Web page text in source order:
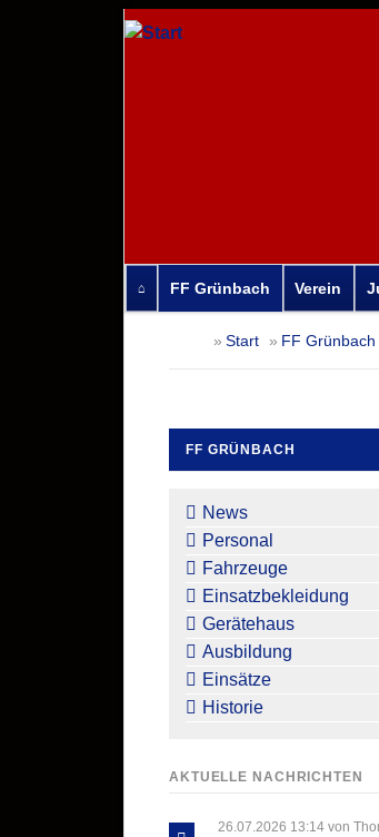
FF Grünbach Verein
überspringen
Start FF Grünbach
FF GRÜNBACH
überspringen
News
Personal
Fahrzeuge
Einsatzbekleidung
Gerätehaus
Ausbildung
Einsätze
Historie
AKTUELLE NACHRICHTEN
26.07.2026 13:14 von